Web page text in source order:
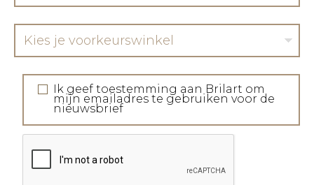
Kies je voorkeurswinkel
Ik geef toestemming aan Brilart om
mijn emailadres te gebruiken voor de
nieuwsbrief